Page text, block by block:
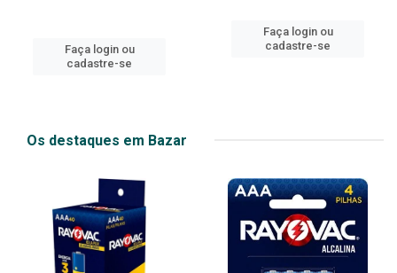
Faça login ou
cadastre-se
Faça login ou
cadastre-se
Os destaques em Bazar